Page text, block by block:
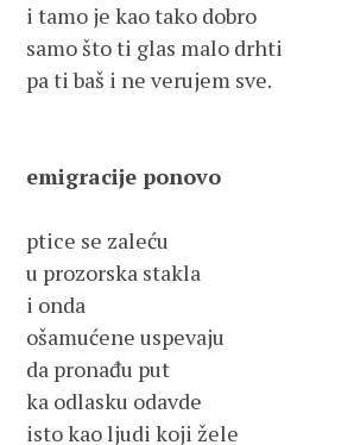
i tamo je kao tako dobro
samo što ti glas malo drhti
pa ti baš i ne verujem sve.
emigracije ponovo
ptice se zaleću
u prozorska stakla
i onda
ošamućene uspevaju
da pronađu put
ka odlasku odavde
isto kao ljudi koji žele